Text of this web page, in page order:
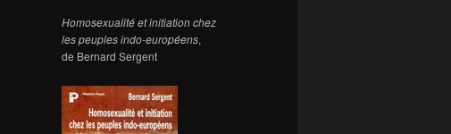
Homosexualité et initiation chez
les peuples indo-européens,
de Bernard Sergent